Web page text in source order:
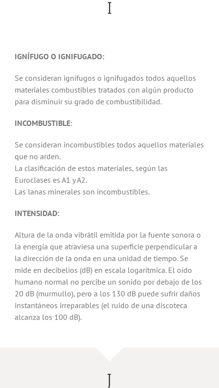
I
IGNÍFUGO O IGNIFUGADO:
Se consideran ignífugos o ignifugados todos aquellos
materiales combustibles tratados con algún producto
para disminuir su grado de combustibilidad.
INCOMBUSTIBLE:
Se consideran incombustibles todos aquellos materiales
que no arden.
La clasificación de estos materiales, según las
Euroclases es A1 y A2.
Las lanas minerales son incombustibles.
INTENSIDAD:
Altura de la onda vibrátil emitida por la fuente sonora o
la energía que atraviesa una superficie perpendicular a
la dirección de la onda en una unidad de tiempo. Se
mide en decibelios (dB) en escala logarítmica. El oído
humano normal no percibe un sonido por debajo de los
20 dB (murmullo), pero a los 130 dB puede sufrir daños
instantáneos irreparables (el ruido de una discoteca
alcanza los 100 dB).
J